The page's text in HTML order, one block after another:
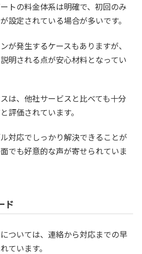
トの料金体系は明確で、初回のみ
設定されている場合が多いです。
が発生するケースもありますが、
明される点が安心材料となってい
は、他社サービスと比べても十分
評価されています。
対応でしっかり解決できることが
でも好意的な声が寄せられていま
ド
ついては、連絡から対応までの早
ています。